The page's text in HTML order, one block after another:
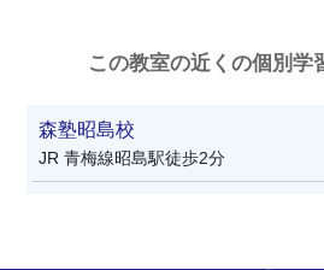
この教室の近くの個別学
森塾昭島校
JR 青梅線昭島駅徒歩2分